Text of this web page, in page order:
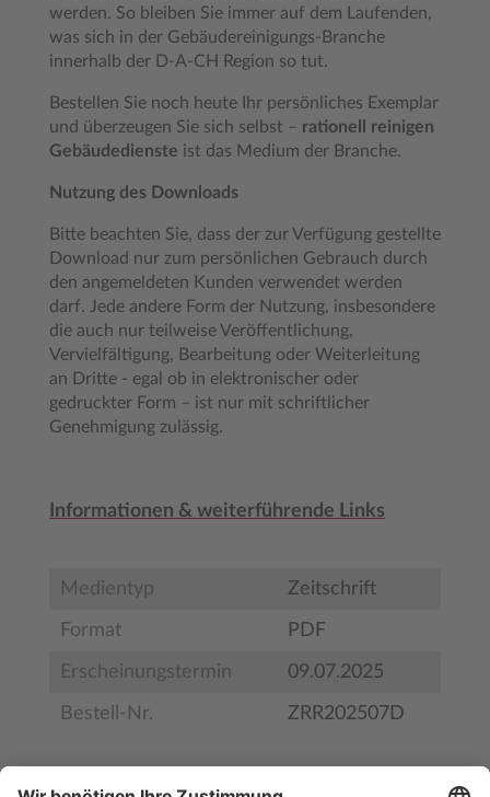
werden. So bleiben Sie immer auf dem Laufenden,
was sich in der Gebäudereinigungs-Branche
innerhalb der D-A-CH Region so tut.
Bestellen Sie noch heute Ihr persönliches Exemplar
und überzeugen Sie sich selbst – rationell reinigen
Gebäudedienste ist das Medium der Branche.
Nutzung des Downloads
Bitte beachten Sie, dass der zur Verfügung gestellte
Download nur zum persönlichen Gebrauch durch
den angemeldeten Kunden verwendet werden
darf. Jede andere Form der Nutzung, insbesondere
die auch nur teilweise Veröffentlichung,
Vervielfältigung, Bearbeitung oder Weiterleitung
an Dritte - egal ob in elektronischer oder
gedruckter Form – ist nur mit schriftlicher
Genehmigung zulässig.
Informationen & weiterführende Links
Medientyp Zeitschrift
Format PDF
Erscheinungstermin 09.07.2025
Bestell-Nr. ZRR202507D
Inhaltsverzeichnis RR_202507